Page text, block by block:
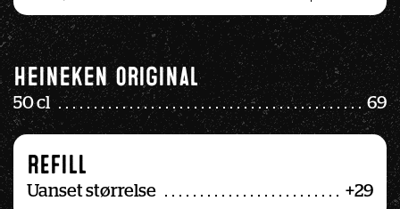
Heineken original
50 cl 69
REFILL
Uanset størrelse +29